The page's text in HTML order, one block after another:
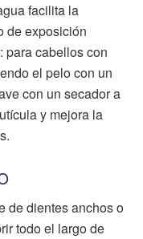
facilita la
de exposición
para cabellos con
el pelo con un
con un secador a
y mejora la
de dientes anchos o
todo el largo de